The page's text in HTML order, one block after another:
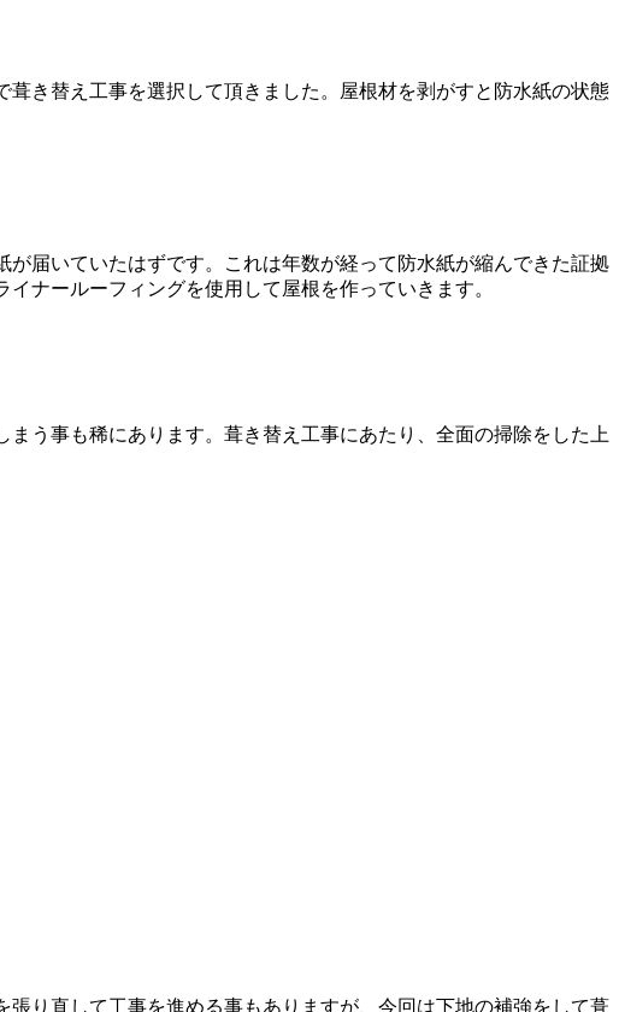
き替え工事を選択して頂きました。屋根材を剥がすと防水紙の状態
届いていたはずです。これは年数が経って防水紙が縮んできた証拠
ナールーフィングを使用して屋根を作っていきます。
う事も稀にあります。葺き替え工事にあたり、全面の掃除をした上
り直して工事を進める事もありますが、今回は下地の補強をして葺